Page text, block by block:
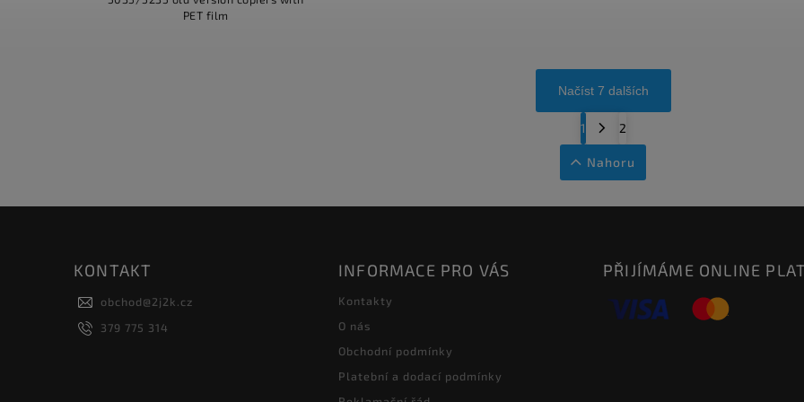
PET film
Načíst 7 dalších
1 2
Nahoru
KONTAKT
obchod@2j2k.cz
379 775 314
INFORMACE PRO VÁS
Kontakty
O nás
Obchodní podmínky
Platební a dodací podmínky
PŘIJÍMÁME ONLINE